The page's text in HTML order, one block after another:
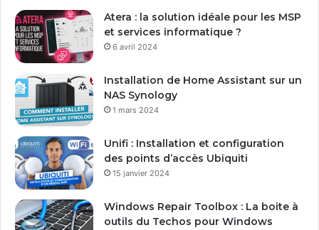
e
a
d
s
e
m
a
Atera : la solution idéale pour les MSP
et services informatique ?
6 avril 2024
Installation de Home Assistant sur un
NAS Synology
1 mars 2024
Unifi : Installation et configuration
des points d’accès Ubiquiti
15 janvier 2024
Windows Repair Toolbox : La boite à
outils du Techos pour Windows